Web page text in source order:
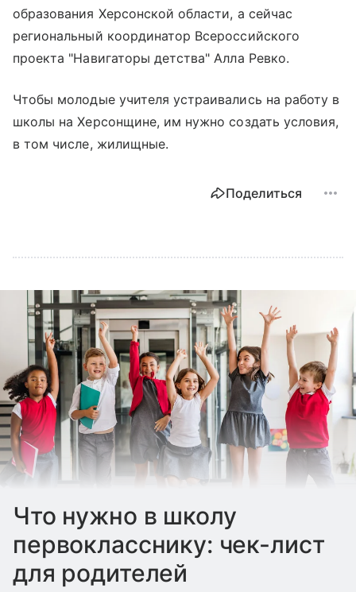
образования Херсонской области, а сейчас
региональный координатор Всероссийского
проекта "Навигаторы детства" Алла Ревко.
Чтобы молодые учителя устраивались на работу в
школы на Херсонщине, им нужно создать условия,
в том числе, жилищные.
Поделиться
Что нужно в школу
первокласснику: чек-лист
для родителей